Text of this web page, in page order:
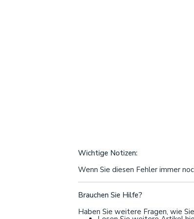
Wichtige Notizen:
Wenn Sie diesen Fehler immer
Brauchen Sie Hilfe?
Haben Sie weitere Fragen, wie